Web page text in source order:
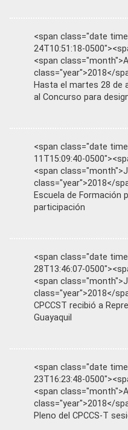
<span class="date
24T10:51:18-
<span
class="year">2018</
Hasta el martes 28 de
al Concurso para
<span class="date
11T15:09:40-
<span
class="year">2018</
Escuela de Formación
participación
<span class="date
28T13:46:07-
<span
class="year">2018</
CPCCST recibió a
Guayaquil
<span class="date
23T16:23:48-
<span
class="year">2018</
Pleno del CPCCS-T